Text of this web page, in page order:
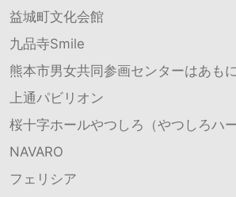
益城町文化会館
九品寺Smile
熊本市男女共同参画センターはあも
上通パビリオン
桜十字ホールやつしろ（やつしろハ
NAVARO
フェリシア